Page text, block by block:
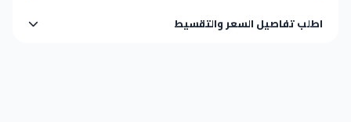
اطلب تفاصيل السعر والتقسيط